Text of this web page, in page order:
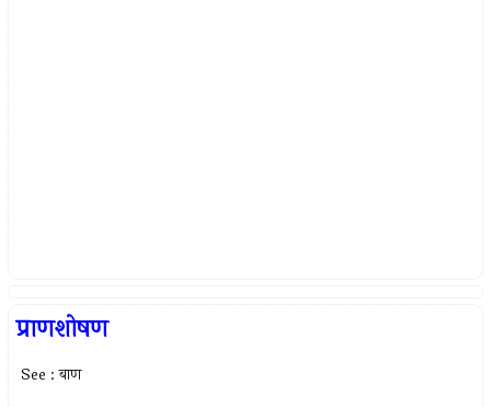
प्राणशोषण
See : बाण